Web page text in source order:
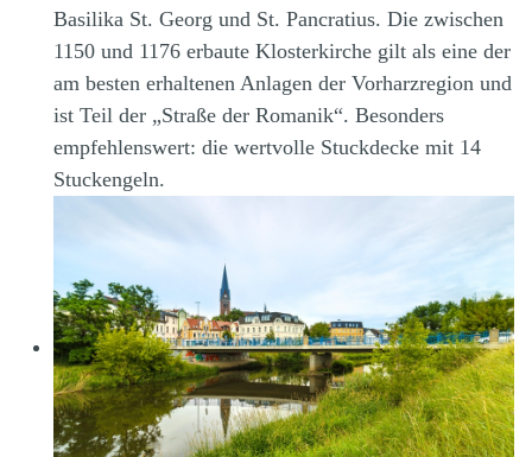
Basilika St. Georg und St. Pancratius. Die zwischen
1150 und 1176 erbaute Klosterkirche gilt als eine der
am besten erhaltenen Anlagen der Vorharzregion und
ist Teil der „Straße der Romanik“. Besonders
empfehlenswert: die wertvolle Stuckdecke mit 14
Stuckengeln.